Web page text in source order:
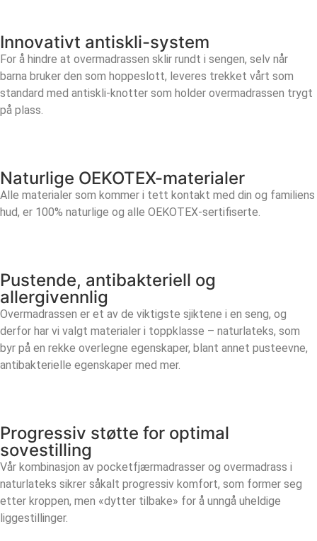
Innovativt antiskli-system
For å hindre at overmadrassen sklir rundt i sengen, selv når
barna bruker den som hoppeslott, leveres trekket vårt som
standard med antiskli-knotter som holder overmadrassen trygt
på plass.
Naturlige OEKOTEX-materialer
Alle materialer som kommer i tett kontakt med din og familiens
hud, er 100% naturlige og alle OEKOTEX-sertifiserte.
Pustende, antibakteriell og
allergivennlig
Overmadrassen er et av de viktigste sjiktene i en seng, og
derfor har vi valgt materialer i toppklasse – naturlateks, som
byr på en rekke overlegne egenskaper, blant annet pusteevne,
antibakterielle egenskaper med mer.
Progressiv støtte for optimal
sovestilling
Vår kombinasjon av pocketfjærmadrasser og overmadrass i
naturlateks sikrer såkalt progressiv komfort, som former seg
etter kroppen, men «dytter tilbake» for å unngå uheldige
liggestillinger.